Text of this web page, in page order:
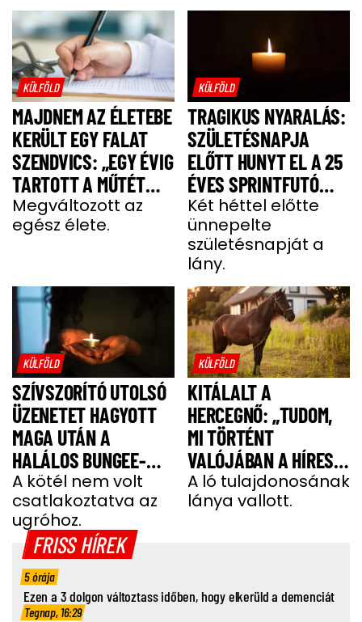
KÜLFÖLD
MAJDNEM AZ ÉLETEBE
KERÜLT EGY FALAT
SZENDVICS: „EGY ÉVIG
TARTOTT A MŰTÉT
UTÁNI FELÉPÜLÉS”
Megváltozott az
egész élete.
KÜLFÖLD
TRAGIKUS NYARALÁS:
SZÜLETÉSNAPJA
ELŐTT HUNYT EL A 25
ÉVES SPRINTFUTÓ
LÁNY
Két héttel előtte
ünnepelte
születésnapját a
lány.
KÜLFÖLD
SZÍVSZORÍTÓ UTOLSÓ
ÜZENETET HAGYOTT
MAGA UTÁN A
HALÁLOS BUNGEE-
UGRÁS ELŐTT A
FIATAL NŐ
A kötél nem volt
csatlakoztatva az
ugróhoz.
KÜLFÖLD
KITÁLALT A
HERCEGNŐ: „TUDOM,
MI TÖRTÉNT
VALÓJÁBAN A HÍRES
SHERGAR CSŐDÖRREL”
A ló tulajdonosának
lánya vallott.
FRISS HÍREK
5 órája
Ezen a 3 dolgon változtass időben, hogy elkerüld a demenciát
Tegnap, 16:29